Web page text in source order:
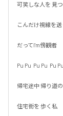
可笑しな人を 見
こんだけ視線を送
だってI'm傍観者
Pu Pu  Pu Pu  Pu Pu
帰宅途中 帰り道の
住宅街を 歩く私